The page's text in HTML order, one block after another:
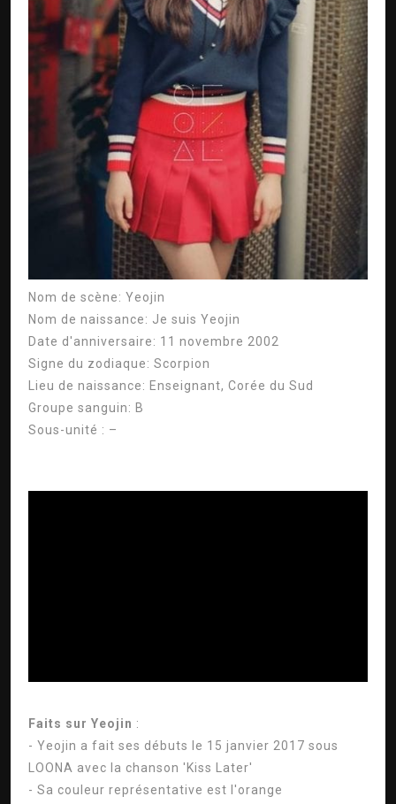
Nom de scène: Yeojin
Nom de naissance: Je suis Yeojin
Date d'anniversaire: 11 novembre 2002
Signe du zodiaque: Scorpion
Lieu de naissance: Enseignant, Corée du Sud
Groupe sanguin: B
Sous-unité : –
Faits sur Yeojin :
- Yeojin a fait ses débuts le 15 janvier 2017 sous
LOONA avec la chanson 'Kiss Later'
- Sa couleur représentative est l'orange